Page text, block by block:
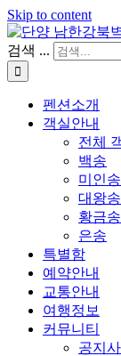
Skip to content
검색 ...
펜션소개
객실안내
전체
백송
미인송
대왕송
황금송
은송
특별함
예약안내
교통안내
여행정보
커뮤니티
공지